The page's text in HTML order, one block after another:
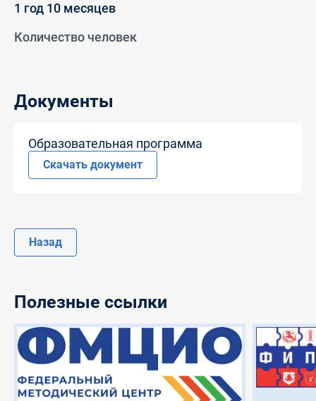
1 год 10 месяцев
Количество человек
Документы
Образовательная программа
Скачать документ
Назад
Полезные ссылки